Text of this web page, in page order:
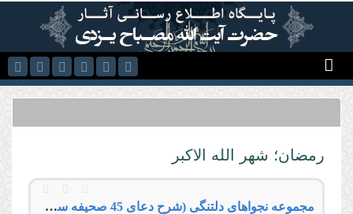
رفتن به محتوای اصلی
رمضان؛ شهر الله الاکبر
مجموعه نجواهای دلتنگی (شرح دعای 45 صحیفه سجادیه) (25 درس )